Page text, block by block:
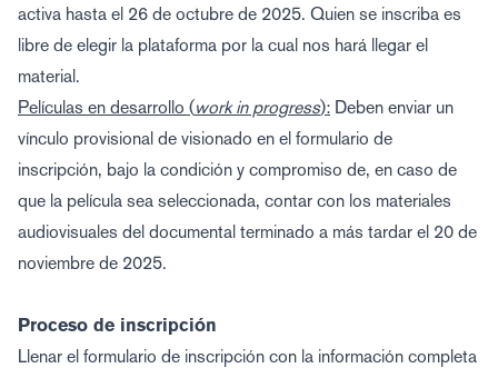
activa hasta el 26 de octubre de 2025. Quien se inscriba es
libre de elegir la plataforma por la cual nos hará llegar el
material.
Películas en desarrollo (work in progress): Deben enviar un
vínculo provisional de visionado en el formulario de
inscripción, bajo la condición y compromiso de, en caso de
que la película sea seleccionada, contar con los materiales
audiovisuales del documental terminado a más tardar el 20 de
noviembre de 2025.
Proceso de inscripción
Llenar el formulario de inscripción con la información completa